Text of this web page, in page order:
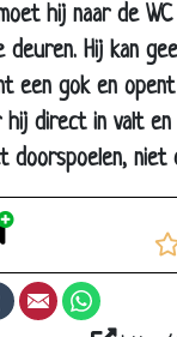
hij naar de
Hij kan
een gok en
hij direct in valt en
niet
TumblrEmail
vrouw